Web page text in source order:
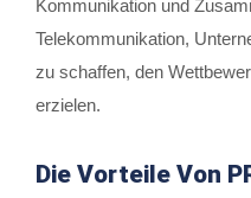
Kommunikation und
Telekommunikation,
zu schaffen, den
erzielen.
Die Vorteile Von